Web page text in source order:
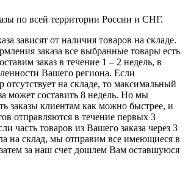
по всей территории России и СНГ.
зависят от наличия товаров на складе.
заказа все выбранные товары есть
заказ в течение 1 – 2 недель, в
Вашего региона. Если
отсутствует на складе, то максимальный
может составить 8 недель. Но мы
заказы клиентам как можно быстрее, и
отправляются в течение первых 3
часть товаров из Вашего заказа через 3
на склад, мы отправим все имеющиеся в
за наш счет дошлем Вам оставшуюся